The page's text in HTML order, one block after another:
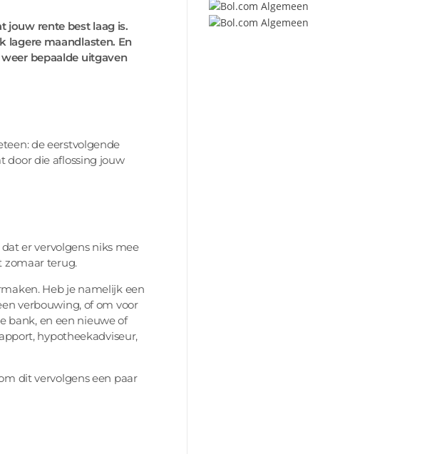
jouw rente best laag is.
lagere maandlasten. En
bepaalde uitgaven
de eerstvolgende
door die aflossing jouw
er vervolgens niks mee
zomaar terug.
Heb je namelijk een
verbouwing, of om voor
bank, en een nieuwe of
hypotheekadviseur,
dit vervolgens een paar